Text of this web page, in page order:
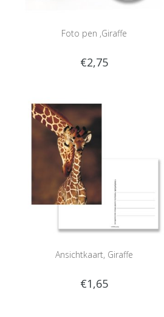
Foto pen ,Giraffe
€2,75
Ansichtkaart, Giraffe
€1,65